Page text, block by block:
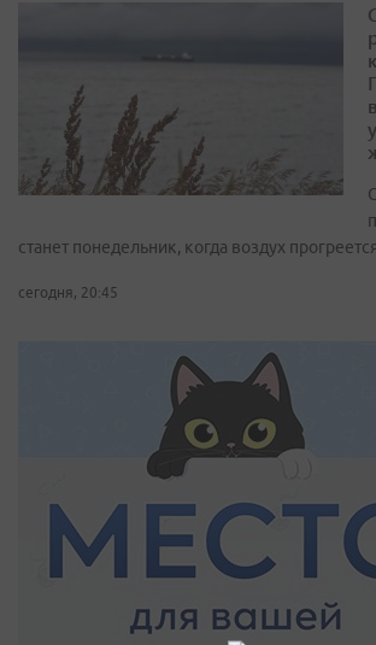
станет понедельник, когда воздух
сегодня, 20:45